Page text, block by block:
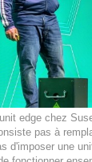
edge chez
pas à
d'imposer une